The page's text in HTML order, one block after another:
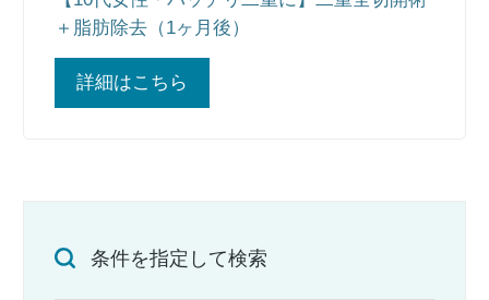
＋脂肪除去（1ヶ月後）
詳細はこちら
条件を指定して検索